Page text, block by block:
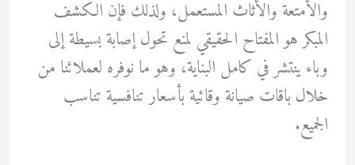
والأمتعة والأثاث المستعمل، ولذلك فإن الكشف
المبكر هو المفتاح الحقيقي لمنع تحول إصابة بسيطة إلى
وباء ينتشر في كامل البناية، وهو ما نوفره لعملائنا من
خلال باقات صيانة وقائية بأسعار تنافسية تناسب
الجميع.